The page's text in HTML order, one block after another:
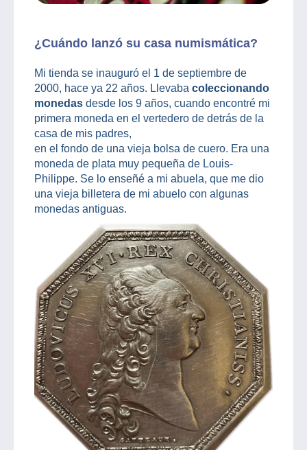
¿Cuándo lanzó su casa numismática?
Mi tienda se inauguró el 1 de septiembre de
2000, hace ya 22 años. Llevaba coleccionando
monedas desde los 9 años, cuando encontré mi
primera moneda en el vertedero de detrás de la
casa de mis padres,
en el fondo de una vieja bolsa de cuero. Era una
moneda de plata muy pequeña de Louis-
Philippe. Se lo enseñé a mi abuela, que me dio
una vieja billetera de mi abuelo con algunas
monedas antiguas.